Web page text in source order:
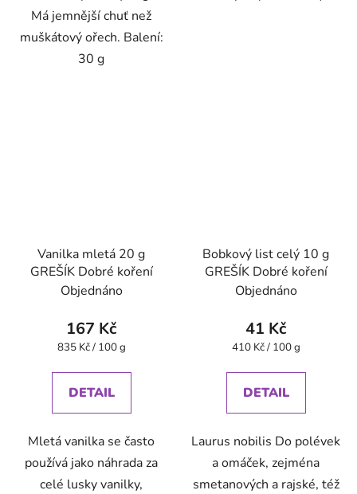
Má jemnější chuť než
muškátový ořech. Balení:
30 g
Vanilka mletá 20 g
GREŠÍK Dobré koření
Objednáno
167 Kč
Měrná
835 Kč / 100 g
DETAIL
Mletá vanilka se často
používá jako náhrada za
celé lusky vanilky,
Bobkový list celý 10 g
GREŠÍK Dobré koření
Objednáno
41 Kč
Měrná
410 Kč / 100 g
DETAIL
Laurus nobilis Do polévek
a omáček, zejména
smetanových a rajské, též